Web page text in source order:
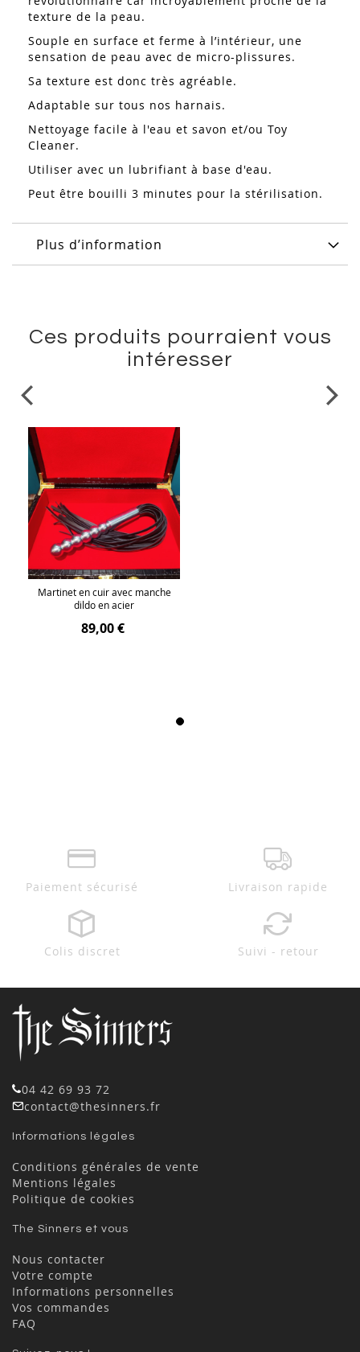
texture de la peau.
Souple en surface et ferme à l’intérieur, une
sensation de peau avec de micro-plissures.
Sa texture est donc très agréable.
Adaptable sur tous nos harnais.
Nettoyage facile à l'eau et savon et/ou Toy
Cleaner.
Utiliser avec un lubrifiant à base d'eau.
Peut être bouilli 3 minutes pour la stérilisation.
Plus d’information
Ces produits pourraient vous
intéresser
Martinet en cuir avec manche
dildo en acier
89,00 €
Paiement sécurisé Livraison rapide
Colis discret Suivi - retour
04 42 69 93 72
contact@thesinners.fr
Informations légales
Conditions générales de vente
Mentions légales
Politique de cookies
The Sinners et vous
Nous contacter
Votre compte
Informations personnelles
Vos commandes
FAQ